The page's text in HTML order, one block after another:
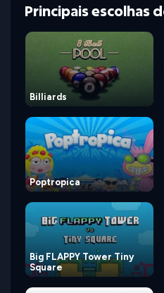
Principais escolhas
Billiards
Poptropica
Big FLAPPY Tower Tiny
Square